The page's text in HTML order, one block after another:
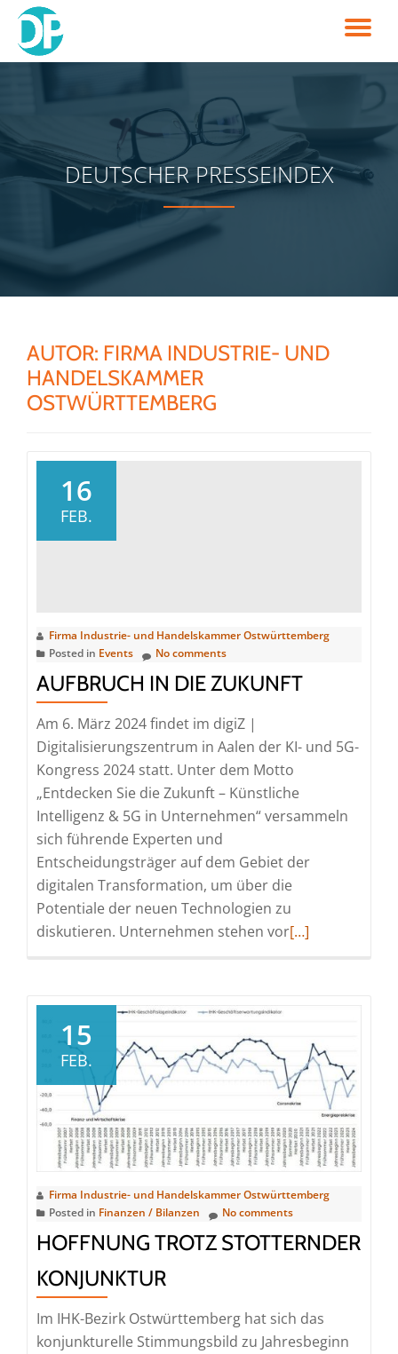
Skip
to
DEUTSCHER PRESSEINDEX
AUTOR: FIRMA INDUSTRIE- UND
HANDELSKAMMER
OSTWÜRTTEMBERG
16
FEB.
Firma Industrie- und Handelskammer Ostwürttemberg
Posted in Events No comments
AUFBRUCH IN DIE ZUKUNFT
Am 6. März 2024 findet im digiZ |
Digitalisierungszentrum in Aalen der KI- und 5G-
Kongress 2024 statt. Unter dem Motto
„Entdecken Sie die Zukunft – Künstliche
Intelligenz & 5G in Unternehmen“ versammeln
sich führende Experten und
Entscheidungsträger auf dem Gebiet der
digitalen Transformation, um über die
Potentiale der neuen Technologien zu
diskutieren. Unternehmen stehen vorRead
Zukunft
[…]
15
FEB.
Firma Industrie- und Handelskammer Ostwürttemberg
Posted in Finanzen / Bilanzen No comments
HOFFNUNG TROTZ STOTTERNDER
KONJUNKTUR
Im IHK-Bezirk Ostwürttemberg hat sich das
konjunkturelle Stimmungsbild zu Jahresbeginn